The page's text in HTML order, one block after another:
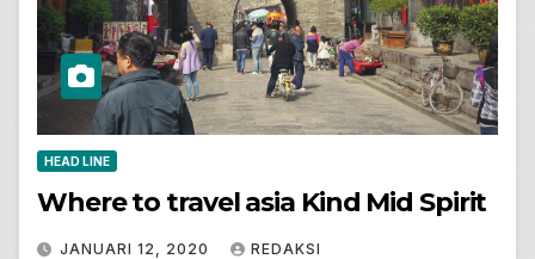
HEAD LINE
Where to travel asia Kind Mid Spirit
JANUARI 12, 2020 REDAKSI